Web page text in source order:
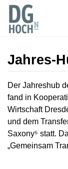
Jahres-
Wechseln zu:
Der Jahreshub
fand in
Wirtschaft
und dem
Saxony⁵ statt.
„Gemeinsam